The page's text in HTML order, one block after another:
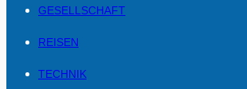
GESELLSCHAFT
REISEN
TECHNIK